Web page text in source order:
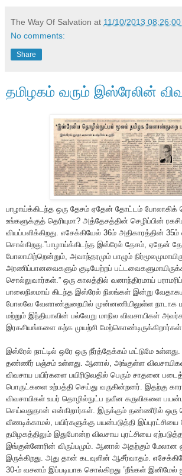
The Way Of Salvation at 11/10/2013 08:26:00
No comments:
Share
தமிழகம் வரும் இஸ்ரேலின்
பாழாய்க்கிடந்த ஒரு தேசம் ஏதேன் தோட்டம் போலாகிக்
உங்களுக்குத் தெரியுமா? அத்தேசத்தின் செழிப்பின்
வியப்பளிக்கிறது. எசேக்கியேல் 36ம் அதிகாரத்தின்
சொல்கிறது.”பாழாய்க்கிடந்த இஸ்ரேல் தேசம், ஏதேன்
போலாயிற்றென்றும், அவாந்தரமும் பாழும்
அரணிப்பானவைகளும் குடியேற்றப்
சொல்லுவார்கள்.” ஒரு காலத்தில் வனாந்திரமாய்
பாலைநிலமாய் கிடந்த இஸ்ரேல் நிலங்கள் இன்று
போலவே வேளாண்துறையில் முன்னணியிலுள்ள நாடாக
மற்றும் இந்தியாவின் பல்வேறு மாநில விவசாயிகள்
இரகசியங்களை கற்க முயற்சி மேற்கொண்டிருக்கிறார்கள்.
இஸ்ரேல் நாட்டில் ஒரே ஒரு நீர்த்தேக்கம் மட்டுமே உள்ளது.
தண்ணீர் பஞ்சம் உள்ளது. ஆனால், அங்குள்ள விவசாயிகள்
விவசாய பயிர்களை பயிரிடுவதில் பெரும் சாதனை
பொருட்களை உற்பத்தி செய்து வருகின்றனர். இதற்கு
விவசாயிகள் உயர் தொழில்நுட்ப நவீன கருவிகளை
செய்வதுதான் என்கிறார்கள். இருக்கும் தண்ணீரில் ஒரு
வீணடிக்காமல், பயிர்களுக்கு பயன்படுத்தி
தமிழகத்திலும் இதுபோன்ற விவசாய புரட்சியை
இங்குள்ளோரின் விருப்பமும். ஆனால் அதற்கும் மேலான‌
இருக்கிறது. அது தான் கடவுளின் ஆசீர்வாதம்.
30-ம் வசனம் இப்படியாக சொல்கிறது ”நீங்கள் இனிமேல்